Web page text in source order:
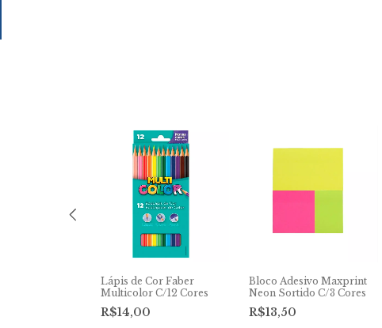
Lápis de Cor Faber
Multicolor C/12 Cores
R$14,00
Bloco Adesivo Maxprint
Neon Sortido C/3 Cores
R$13,50